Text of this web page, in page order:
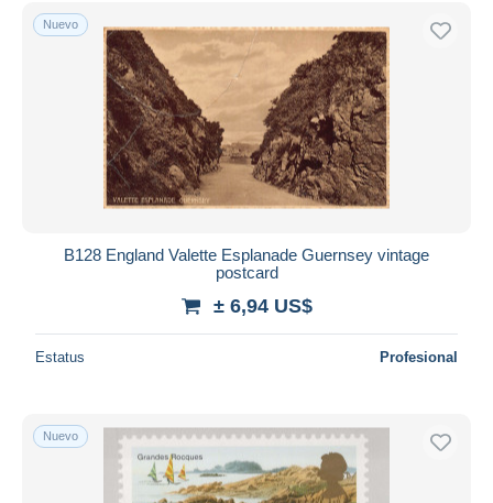
Sólo con descuento
Envío gratis
Métodos de pago
PayPal
Transferencia bancaria
Visa
Mastercard
iDeal
Residencia del vendedor
Nuevo
B128 England Valette Esplanade Guernsey vintage
postcard
± 6,94 US$
Estatus Profesional
Nuevo